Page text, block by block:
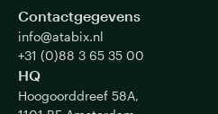
Contactgegevens
info@atabix.nl
+31 (0)88 3 65 35 00
HQ
Hoogoorddreef 58A,